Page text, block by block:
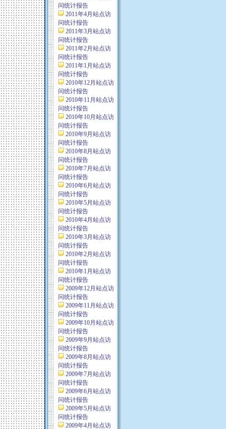
问统计报告
2011年4月站点访
问统计报告
2011年3月站点访
问统计报告
2011年2月站点访
问统计报告
2011年1月站点访
问统计报告
2010年12月站点访
问统计报告
2010年11月站点访
问统计报告
2010年10月站点访
问统计报告
2010年9月站点访
问统计报告
2010年8月站点访
问统计报告
2010年7月站点访
问统计报告
2010年6月站点访
问统计报告
2010年5月站点访
问统计报告
2010年4月站点访
问统计报告
2010年3月站点访
问统计报告
2010年2月站点访
问统计报告
2010年1月站点访
问统计报告
2009年12月站点访
问统计报告
2009年11月站点访
问统计报告
2009年10月站点访
问统计报告
2009年9月站点访
问统计报告
2009年8月站点访
问统计报告
2009年7月站点访
问统计报告
2009年6月站点访
问统计报告
2009年5月站点访
问统计报告
2009年4月站点访